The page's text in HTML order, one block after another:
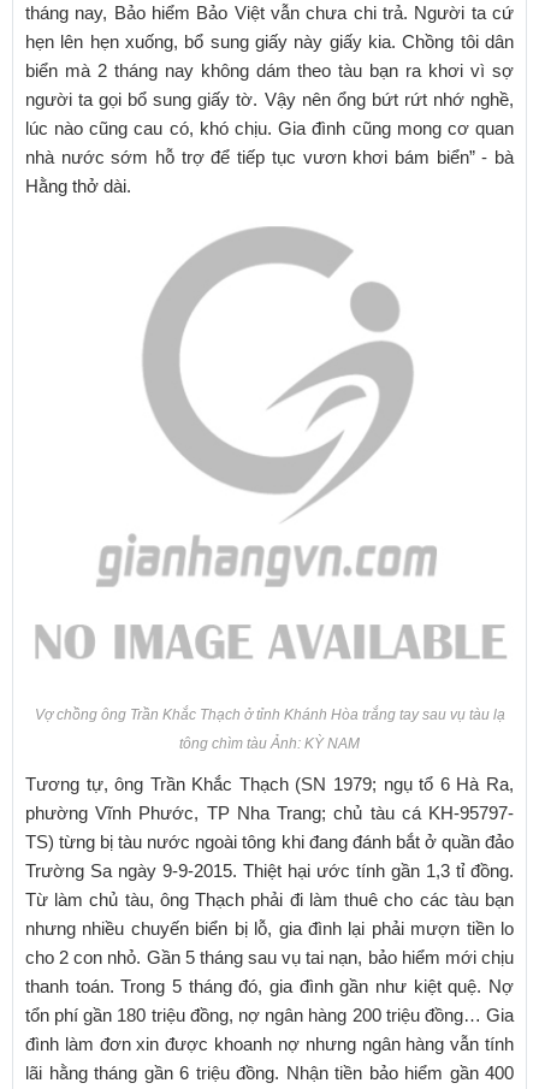
tháng nay, Bảo hiểm Bảo Việt vẫn chưa chi trả. Người ta cứ
hẹn lên hẹn xuống, bổ sung giấy này giấy kia. Chồng tôi dân
biển mà 2 tháng nay không dám theo tàu bạn ra khơi vì sợ
người ta gọi bổ sung giấy tờ. Vậy nên ổng bứt rứt nhớ nghề,
lúc nào cũng cau có, khó chịu. Gia đình cũng mong cơ quan
nhà nước sớm hỗ trợ để tiếp tục vươn khơi bám biển” - bà
Hằng thở dài.
Vợ chồng ông Trần Khắc Thạch ở tỉnh Khánh Hòa trắng tay sau vụ tàu lạ
tông chìm tàu Ảnh: KỲ NAM
Tương tự, ông Trần Khắc Thạch (SN 1979; ngụ tổ 6 Hà Ra,
phường Vĩnh Phước, TP Nha Trang; chủ tàu cá KH-95797-
TS) từng bị tàu nước ngoài tông khi đang đánh bắt ở quần đảo
Trường Sa ngày 9-9-2015. Thiệt hại ước tính gần 1,3 tỉ đồng.
Từ làm chủ tàu, ông Thạch phải đi làm thuê cho các tàu bạn
nhưng nhiều chuyến biển bị lỗ, gia đình lại phải mượn tiền lo
cho 2 con nhỏ. Gần 5 tháng sau vụ tai nạn, bảo hiểm mới chịu
thanh toán. Trong 5 tháng đó, gia đình gần như kiệt quệ. Nợ
tổn phí gần 180 triệu đồng, nợ ngân hàng 200 triệu đồng… Gia
đình làm đơn xin được khoanh nợ nhưng ngân hàng vẫn tính
lãi hằng tháng gần 6 triệu đồng. Nhận tiền bảo hiểm gần 400